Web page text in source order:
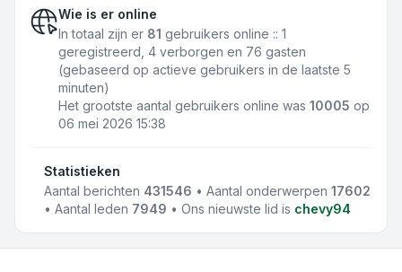
Wie is er online
In totaal zijn er 81 gebruikers online :: 1
geregistreerd, 4 verborgen en 76 gasten
(gebaseerd op actieve gebruikers in de laatste 5
minuten)
Het grootste aantal gebruikers online was 10005 op
06 mei 2026 15:38
Statistieken
Aantal berichten 431546 • Aantal onderwerpen17602
• Aantal leden 7949 • Ons nieuwste lid is chevy94